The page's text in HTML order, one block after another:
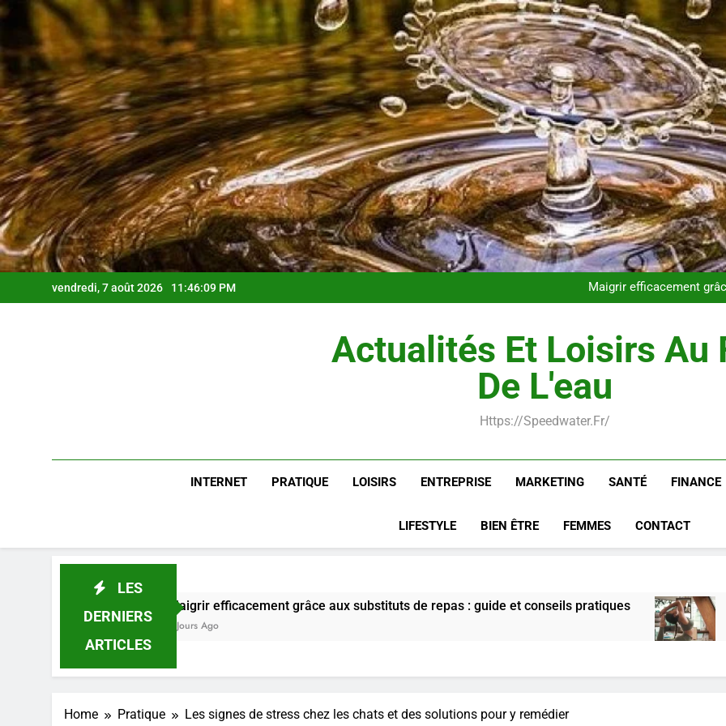
Skip
content
vendredi, 7 août 2026 11:46:10 PM
Infection chronique de l’oreille
Maigrir efficacement
Postures de yoga
Maigrir efficacement
Postures de yoga
Actualités Et Loisirs Au
De L'eau
Https://speedwater.fr/
INTERNET PRATIQUE LOISIRS ENTREPRISE MARKETING SANTÉ FINANCE
LIFESTYLE BIEN ÊTRE FEMMES CONTACT
LES
DERNIERS
ARTICLES
Maigrir efficacement grâce aux substituts de repas : guide et conseils pratiques
3 Jours Ago
Postures de
7 Jours Ago
Home Pratique Les signes de stress chez les chats et des solutions pour y remédier